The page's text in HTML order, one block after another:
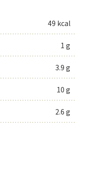
49 kcal
1 g
3.9 g
10 g
2.6 g